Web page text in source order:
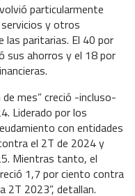
particularmente
y otros
las paritarias. El 40 por
sus ahorros y el 18 por
mes” creció -incluso-
Liderado por los
con entidades
el 2T de 2024 y
Mientras tanto, el
1,7 por ciento contra
2023”, detallan.